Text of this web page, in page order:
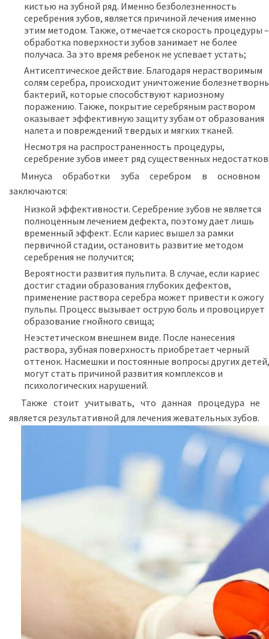
кистью на зубной ряд. Именно безболезненность
серебрения зубов, является причиной лечения именно
этим методом. Также, отмечается скорость процедуры –
обработка поверхности зубов занимает не более
получаса. За это время ребенок не успевает устать;
Антисептическое действие. Благодаря нерастворимым
солям серебра, происходит уничтожение
бактерий, которые способствуют кариозному
поражению. Также, покрытие серебряным раствором
оказывает эффективную защиту зубам от образования
налета и повреждений твердых и мягких тканей.
Несмотря на распространенность процедуры,
серебрение зубов имеет ряд существенных
Минуса обработки зуба серебром в основном
заключаются:
Низкой эффективности. Серебрение зубов не является
полноценным лечением дефекта, поэтому дает лишь
временный эффект. Если кариес вышел за рамки
первичной стадии, остановить развитие методом
серебрения не получится;
Вероятности развития пульпита. В случае, если кариес
достиг стадии образования глубоких дефектов,
применение раствора серебра может привести к ожогу
пульпы. Процесс вызывает острую боль и провоцирует
образование гнойного свища;
Неэстетическом внешнем виде. После нанесения
раствора, зубная поверхность приобретает черный
оттенок. Насмешки и постоянные вопросы других детей,
могут стать причиной развития комплексов и
психологических нарушений.
Также стоит учитывать, что данная процедура не
является результативной для лечения жевательных зубов.